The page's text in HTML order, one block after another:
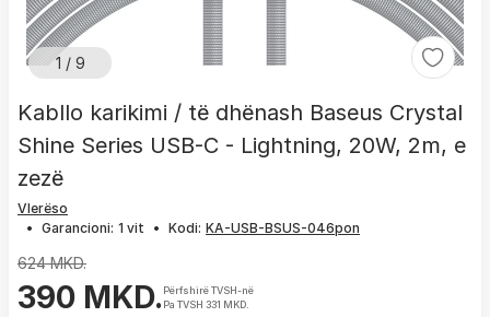
1 / 9
Kabllo karikimi / të dhënash Baseus Crystal
Shine Series USB-C - Lightning, 20W, 2m, e
zezë
Vlerëso
• Garancioni: 1 vit • Kodi:
624 MKD.
390 MKD.Përfshirë TVSH-në
Pa TVSH 331 MKD.